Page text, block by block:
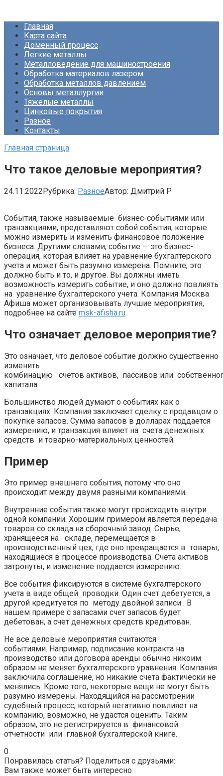
контентуГлавная
Карта сайта
Доменный процесс
Легкие металлы
Металловедение для машиностроения
Обработка материалов лазером
Обработка металлов давлением
Основы металлургии
Тяжелые металлы
Цинковые покрытия
Разное
Контакты
Главная страница
Что такое деловые мероприятия?
24.11.2022Рубрика: РазноеАвтор: Дмитрий Р
События, также называемые бизнес-событиями или
транзакциями, представляют собой события, которые
можно измерить и изменить финансовое положение
бизнеса. Другими словами, событие — это бизнес-
операция, которая влияет на уравнение бухгалтерского
учета и может быть разумно измерена. Помните, это
должно быть и то, и другое. Вы должны иметь
возможность измерить событие, и оно должно повлиять
на уравнение бухгалтерского учета. Компания Москва
Афиша может организовывать лучшие мероприятия,
подробнее на сайте msk-afisha.ru.
Что означает деловое мероприятие?
Это означает, что деловое событие должно существенно
изменить
комбинацию счетов активов, пассивов или
капитала.
Большинство людей думают о событиях как о
транзакциях. Компания заключает сделку с продавцом о
покупке запасов. Сумма запасов в долларах поддается
измерению, и транзакция влияет на счета денежных
средств и товарно-материальных ценностей.
Пример
Это пример внешнего события, потому что оно
происходит между двумя разными компаниями.
Внутренние события также могут происходить внутри
одной компании. Хорошим примером является передача
товаров со склада на сборочный завод. Сырье,
хранящееся на складе, перемещается в
производственный цех, где оно превращается в товары,
находящиеся в процессе производства. Счета активов
затронуты, и изменение поддается измерению.
Все события фиксируются в системе бухгалтерского
учета в виде общей проводки. Один счет дебетуется, а
другой кредитуется по методу двойной записи . В
нашем примере с запасами счет запасов будет
дебетован, а счет денежных средств кредитован.
Не все деловые мероприятия считаются
событиями. Например, подписание контракта на
производство или договора аренды обычно никоим
образом не меняет бухгалтерского уравнения. Компания
заключила соглашение, но никакие счета фактически не
менялись. Кроме того, некоторые вещи не могут быть
разумно измерены. Находящийся на рассмотрении
судебный процесс, который негативно повлияет на
компанию, возможно, не удастся оценить. Таким
образом, это не регистрируется в финансовой
отчетности или главной бухгалтерской книге.
0
Понравилась статья? Поделиться с друзьями:
Вам также может быть интересно